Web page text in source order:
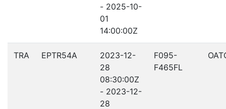
- 2025-10-
01
14:00:00Z
TRA EPTR54A
2023-12-
28
08:30:00Z
- 2023-12-
28
F095-
F465FL